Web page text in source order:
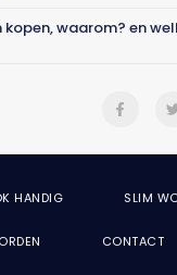
kopen, waarom? en
HANDIG SLIM
CONTACT